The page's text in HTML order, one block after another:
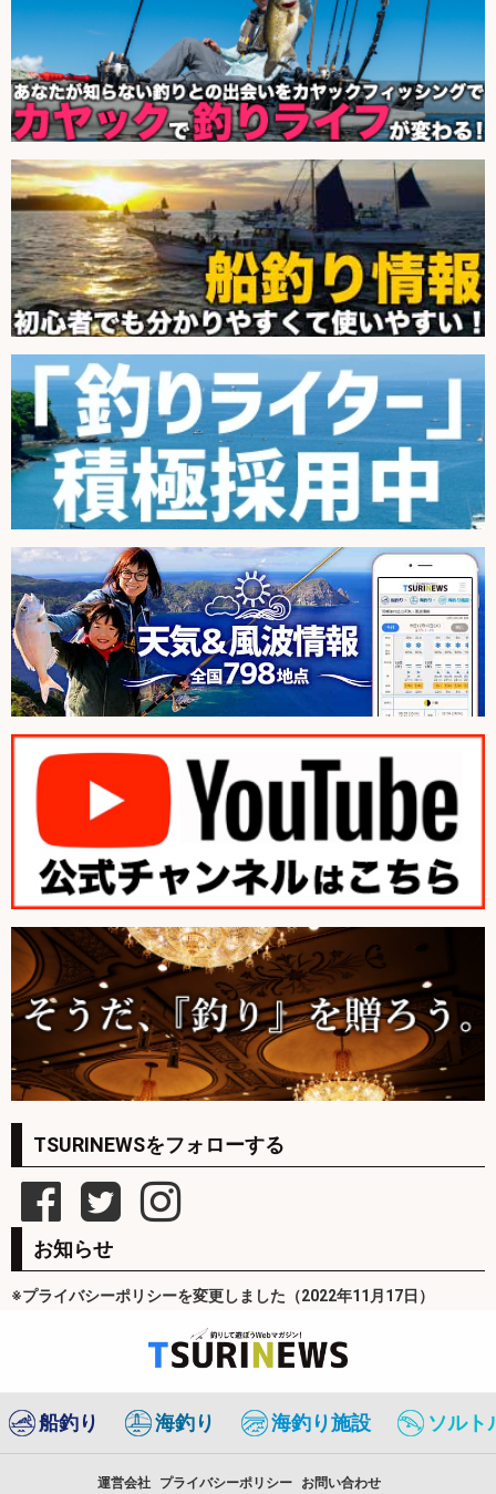
TSURINEWSをフォローする
お知らせ
※プライバシーポリシーを変更しました（2022年11月17日）
船釣り 海釣り 海釣り施設 ソルト
運営会社 プライバシーポリシー お問い合わせ